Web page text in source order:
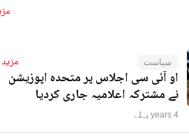
سیاست مزید
او آئی سی اجلاس پر متحدہ اپوزیشن
نے مشترکہ اعلامیہ جاری کردیا
4 years پہلے